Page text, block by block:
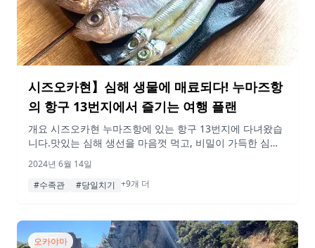
시즈오카현】심해 생물에 매료되다! 누마즈항
의 항구 13번지에서 즐기는 여행 플랜
개요 시즈오카현 누마즈항에 있는 항구 13번지에 다녀왔습
니다.맛있는 심해 생선을 마음껏 먹고, 비밀이 가득한 심해
가족, 데이트, 혼자서도 즐길 수 있다! 추천 명소입니다. 꼭
참고해 보시기 바랍니다! 게재된 정보 및 가격은 변동될 수
버스를 이용하면 […]
2024년 6월 14일
#수족관
#당일치기 +9개 더
오카야마